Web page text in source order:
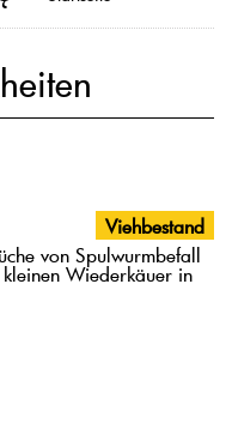
Viehbestand
von Spulwurmbefall
kleinen Wiederkäuer in